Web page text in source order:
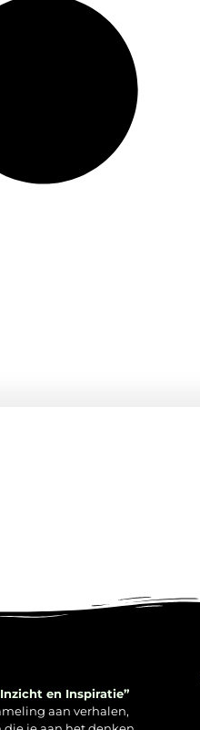
en Inspiratie”
aan verhalen,